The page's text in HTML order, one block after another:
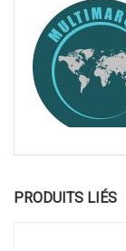
PRODUITS LIÉS